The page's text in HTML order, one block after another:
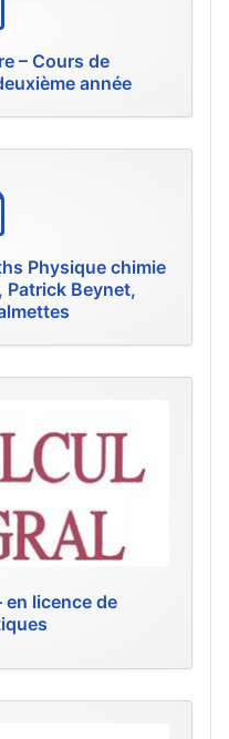
– Cours de
année
Physique chimie
Patrick Beynet,
en licence de